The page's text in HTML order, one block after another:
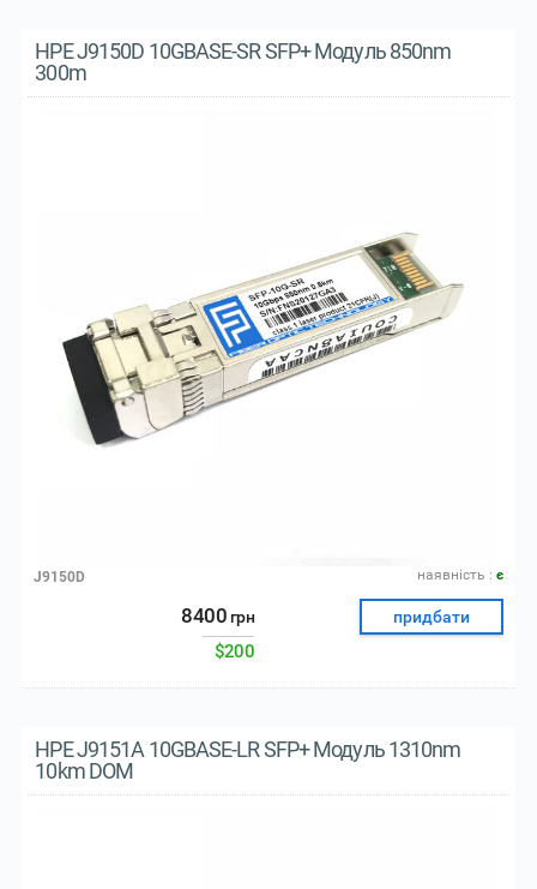
HPE J9150D 10GBASE-SR SFP+ Модуль 850nm
300m
наявнiсть : є
J9150D
8400 грн
$200
придбати
HPE J9151A 10GBASE-LR SFP+ Модуль 1310nm
10km DOM